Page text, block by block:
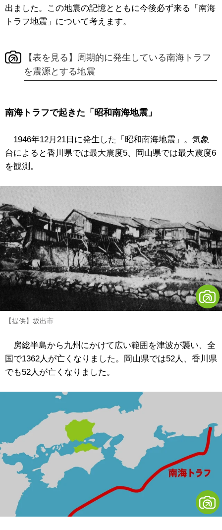
出ました。この地震の記憶とともに今後必ず来る「南海
トラフ地震」について考えます。
【表を見る】周期的に発生している南海トラフ
を震源とする地震
南海トラフで起きた「昭和南海地震」
1946年12月21日に発生した「昭和南海地震」。気象
台によると香川県では最大震度5、岡山県では最大震度6
を観測。
【提供】坂出市
房総半島から九州にかけて広い範囲を津波が襲い、全
国で1362人が亡くなりました。岡山県では52人、香川県
でも52人が亡くなりました。